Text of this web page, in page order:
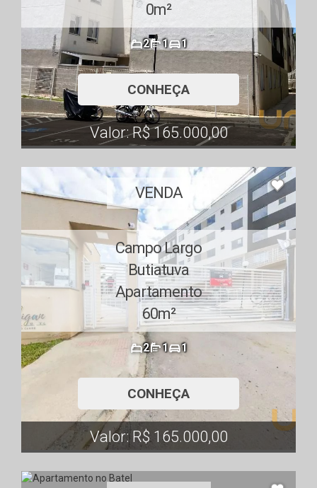
0m²
2 1 1
CONHEÇA
Valor: R$ 165.000,00
VENDA
Campo Largo
Butiatuva
Apartamento
60m²
2 1 1
CONHEÇA
Valor: R$ 165.000,00